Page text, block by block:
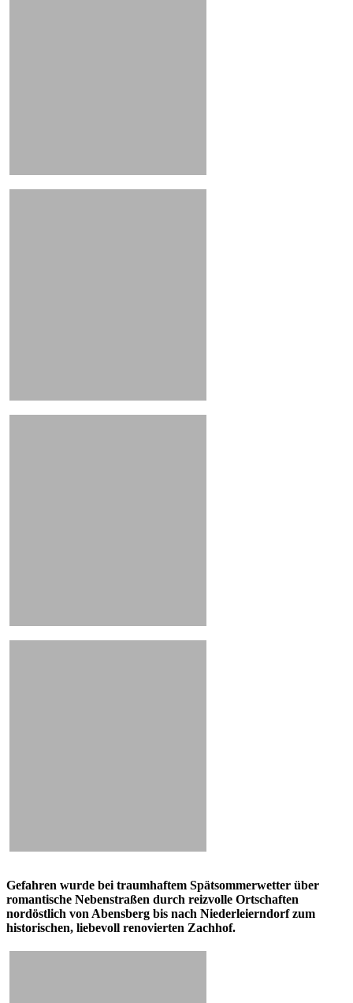
Gefahren wurde bei traumhaftem Spätsommerwetter über
romantische Nebenstraßen durch reizvolle Ortschaften
nordöstlich von Abensberg bis nach Niederleierndorf zum
historischen, liebevoll renovierten Zachhof.